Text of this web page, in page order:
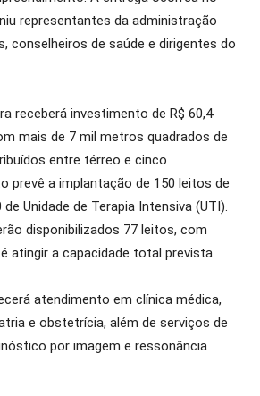
representantes da administração
conselheiros de saúde e dirigentes do
receberá investimento de R$ 60,4
mais de 7 mil metros quadrados de
entre térreo e cinco
prevê a implantação de 150 leitos de
Unidade de Terapia Intensiva (UTI).
disponibilizados 77 leitos, com
atingir a capacidade total prevista.
atendimento em clínica médica,
e obstetrícia, além de serviços de
por imagem e ressonância